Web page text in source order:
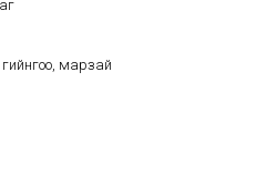
марзай